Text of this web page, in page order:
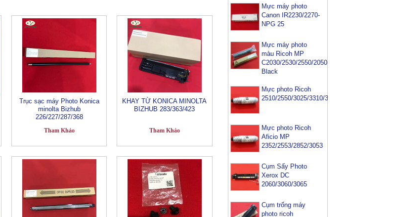
Trục sạc máy Photo Konica
minolta Bizhub
226/227/287/368
Tham Khảo
KHAY TỪ KONICA MINOLTA
BIZHUB 283/363/423
Tham Khảo
Mực máy photo
Canon IR2230/2270-
NPG 25
Mực máy photo
màu Ricoh MP
C2030/2530/2550/2050-
Black
Mực photo Ricoh
2510/2550/3025/3310/3350/3352/3353
Mực photo Ricoh
Aficio MP
2352/2553/2852/3053
Cụm Sấy Photo
Xerox DC
2060/3060/3065
Cụm trống máy
photo ricoh